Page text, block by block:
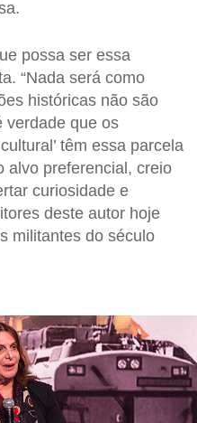
possa ser essa
“Nada será como
históricas não são
verdade que os
têm essa parcela
alvo preferencial, creio
curiosidade e
deste autor hoje
militantes do século